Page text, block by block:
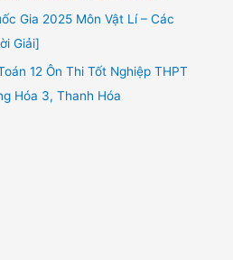
Gia 2025 Môn Vật Lí – Các
Giải]
12 Ôn Thi Tốt Nghiệp THPT
Hóa 3, Thanh Hóa